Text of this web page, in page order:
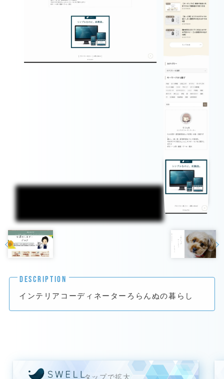
DESCRIPTION
インテリアコーディネーターろらんぬの暮らし